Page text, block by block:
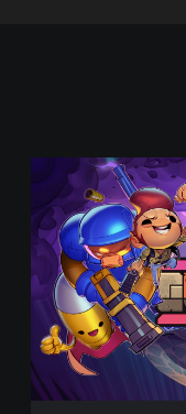
n
t
x
E
t
t
h